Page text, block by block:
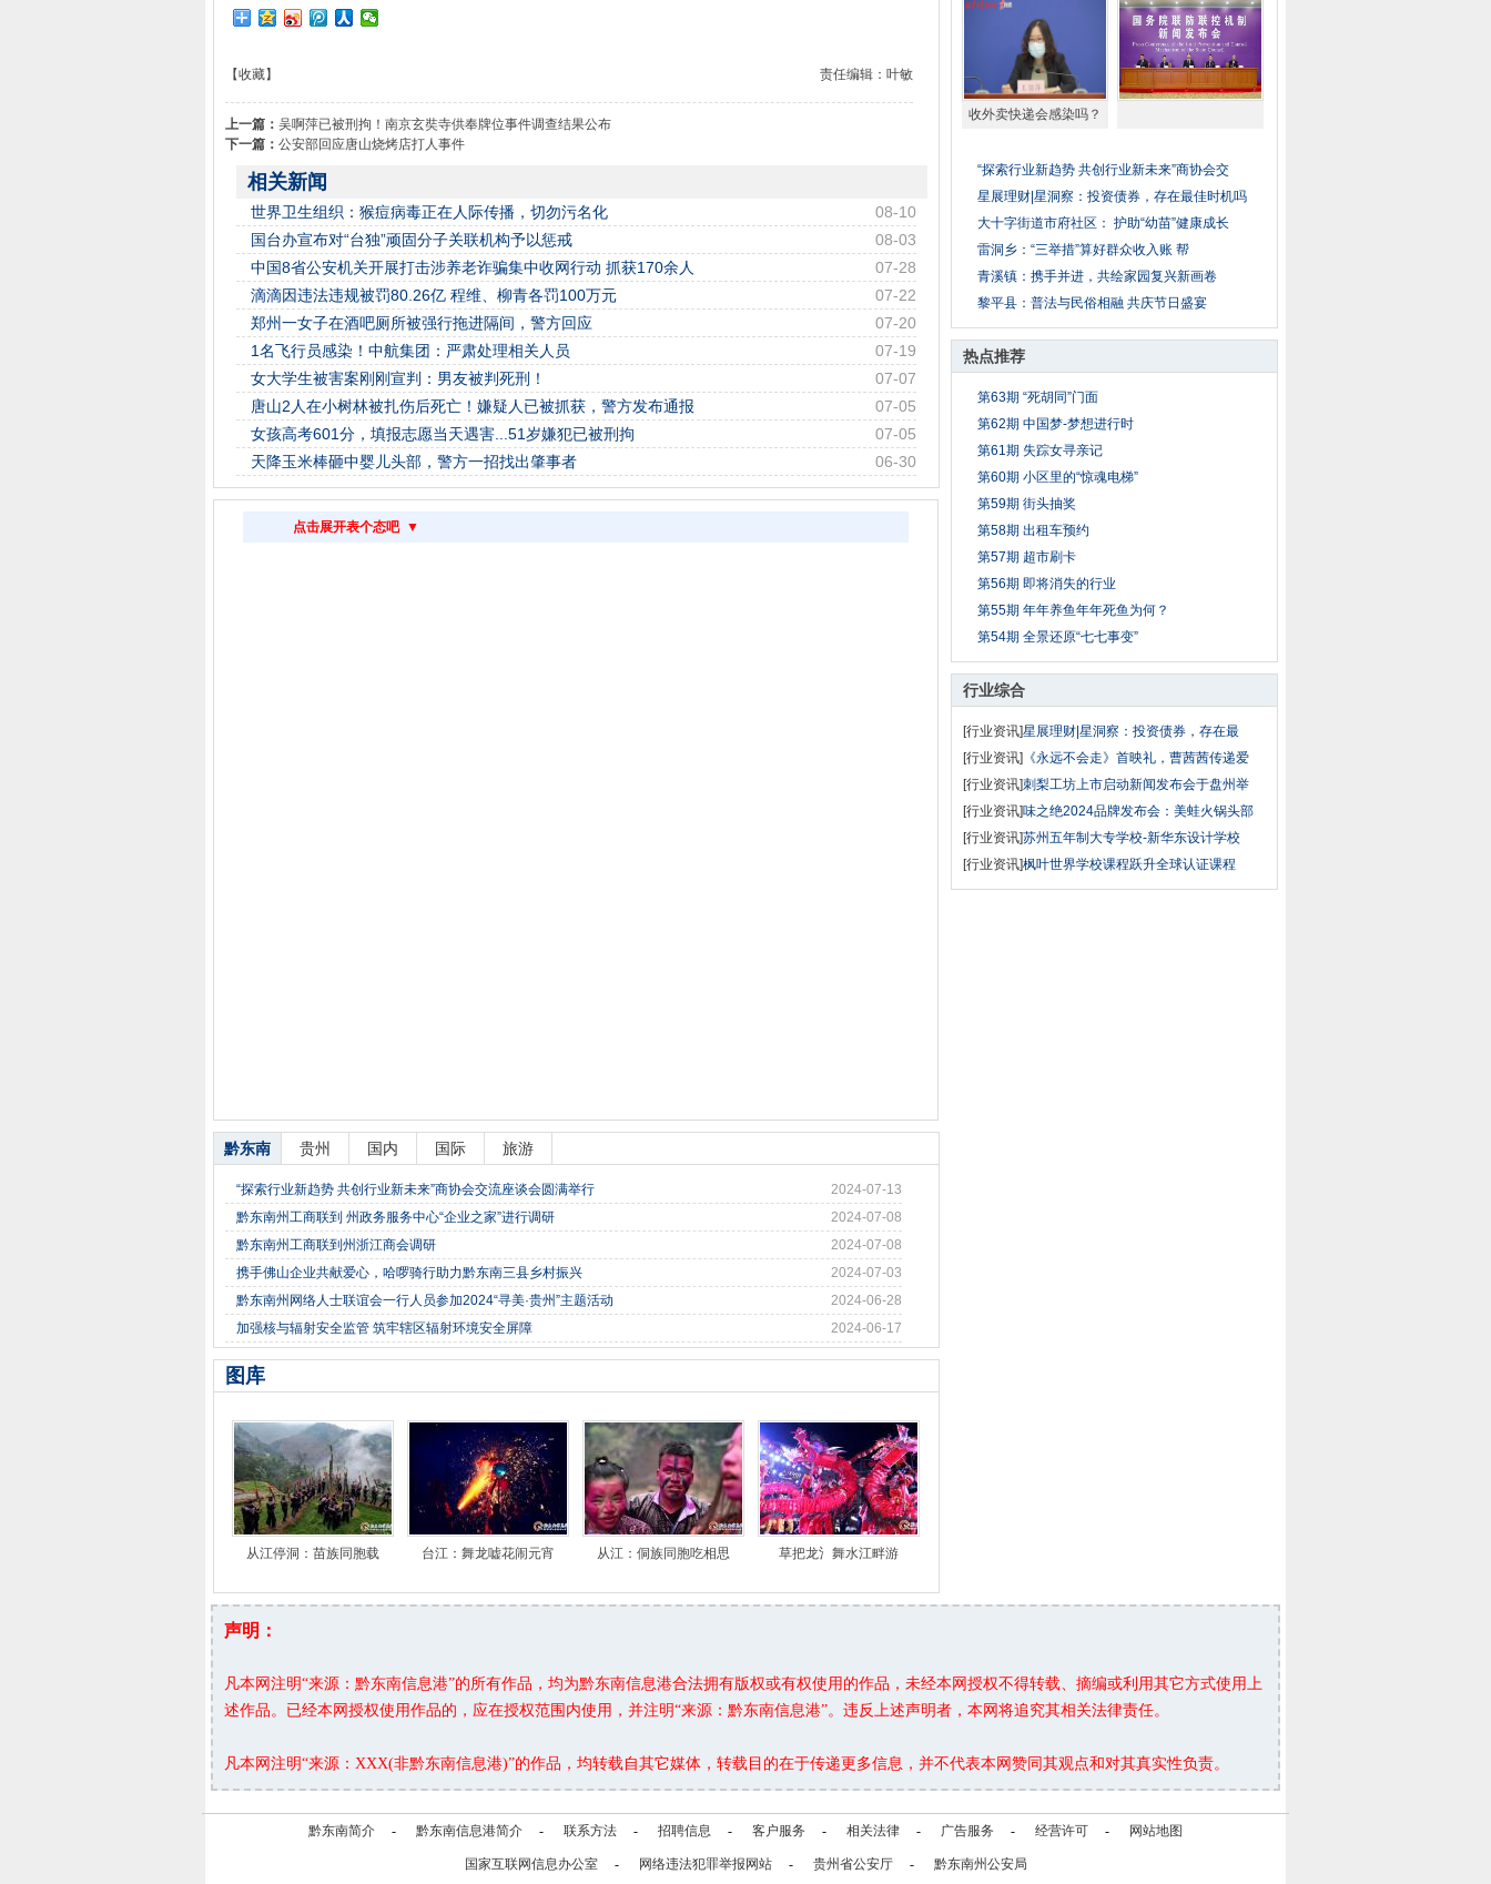
收外卖快递会感染吗？
“探索行业新趋势 共创行业新未来”商协会交
星展理财|星洞察：投资债券，存在最佳时机吗
大十字街道市府社区： 护助“幼苗”健康成长
雷洞乡：“三举措”算好群众收入账 帮
青溪镇：携手并进，共绘家园复兴新画卷
黎平县：普法与民俗相融 共庆节日盛宴
热点推荐
第63期 “死胡同”门面
第62期 中国梦-梦想进行时
第61期 失踪女寻亲记
第60期 小区里的“惊魂电梯”
第59期 街头抽奖
第58期 出租车预约
第57期 超市刷卡
第56期 即将消失的行业
第55期 年年养鱼年年死鱼为何？
第54期 全景还原“七七事变”
行业综合
[行业资讯]星展理财|星洞察：投资债券，存在最
[行业资讯] 《永远不会走》首映礼，曹茜茜传递爱
[行业资讯]刺梨工坊上市启动新闻发布会于盘州举
[行业资讯]味之绝2024品牌发布会：美蛙火锅头部
[行业资讯]苏州五年制大专学校-新华东设计学校
[行业资讯]枫叶世界学校课程跃升全球认证课程
责任编辑：叶敏
【收藏】
上一篇： 吴啊萍已被刑拘！南京玄奘寺供奉牌位事件调查结果公布
下一篇： 公安部回应唐山烧烤店打人事件
相关新闻
08-10
世界卫生组织：猴痘病毒正在人际传播，切勿污名化
08-03
国台办宣布对“台独”顽固分子关联机构予以惩戒
07-28
中国8省公安机关开展打击涉养老诈骗集中收网行动 抓获170余人
07-22
滴滴因违法违规被罚80.26亿 程维、柳青各罚100万元
07-20
郑州一女子在酒吧厕所被强行拖进隔间，警方回应
07-19
1名飞行员感染！中航集团：严肃处理相关人员
07-07
女大学生被害案刚刚宣判：男友被判死刑！
07-05
唐山2人在小树林被扎伤后死亡！嫌疑人已被抓获，警方发布通报
07-05
女孩高考601分，填报志愿当天遇害...51岁嫌犯已被刑拘
06-30
天降玉米棒砸中婴儿头部，警方一招找出肇事者
点击展开表个态吧 ▼
黔东南 贵州 国内 国际 旅游
2024-07-13
“探索行业新趋势 共创行业新未来”商协会交流座谈会圆满举行
2024-07-08
黔东南州工商联到 州政务服务中心“企业之家”进行调研
2024-07-08
黔东南州工商联到州浙江商会调研
2024-07-03
携手佛山企业共献爱心，哈啰骑行助力黔东南三县乡村振兴
2024-06-28
黔东南州网络人士联谊会一行人员参加2024“寻美·贵州”主题活动
2024-06-17
加强核与辐射安全监管 筑牢辖区辐射环境安全屏障
图库
从江停洞：苗族同胞载 台江：舞龙嘘花闹元宵 从江：侗族同胞吃相思 草把龙氵舞水江畔游
声明：
凡本网注明“来源：黔东南信息港”的所有作品，均为黔东南信息港合法拥有版权或有权使用的作品，未经本网授权不得转载、摘编或利用其它方式使用上
述作品。已经本网授权使用作品的，应在授权范围内使用，并注明“来源：黔东南信息港”。违反上述声明者，本网将追究其相关法律责任。
凡本网注明“来源：XXX(非黔东南信息港)”的作品，均转载自其它媒体，转载目的在于传递更多信息，并不代表本网赞同其观点和对其真实性负责。
黔东南简介 - 黔东南信息港简介 - 联系方法 - 招聘信息 - 客户服务 - 相关法律 - 广告服务 - 经营许可 - 网站地图
国家互联网信息办公室 - 网络违法犯罪举报网站 - 贵州省公安厅 - 黔东南州公安局